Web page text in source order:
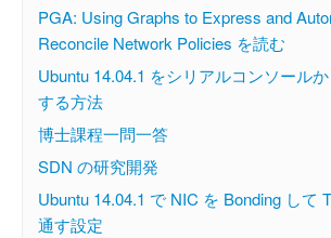
PGA: Using Graphs to Express and
Reconcile Network Policies を読む
Ubuntu 14.04.1 をシリアルコンソール
する方法
博士課程一問一答
SDN の研究開発
Ubuntu 14.04.1 で NIC を Bonding して
通す設定